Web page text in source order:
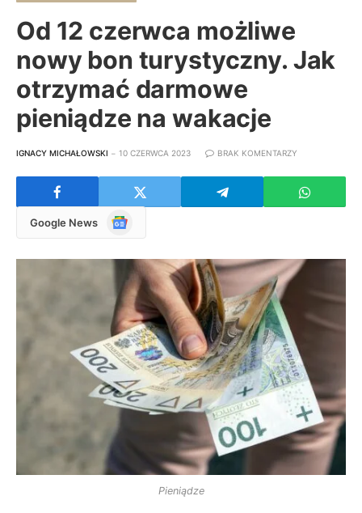
Od 12 czerwca możliwe
nowy bon turystyczny. Jak
otrzymać darmowe
pieniądze na wakacje
IGNACY MICHAŁOWSKI 10 CZERWCA 2023 BRAK KOMENTARZY
Google News
Google
Pieniądze